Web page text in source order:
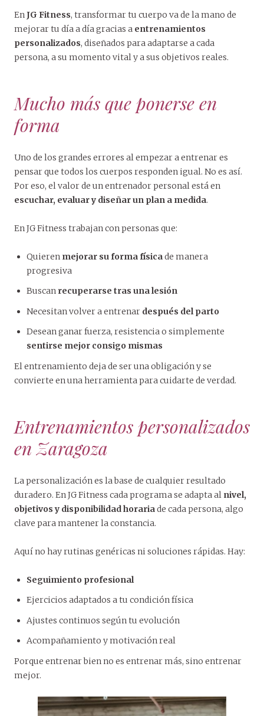
EnJG Fitness, transformar tu cuerpo va de la mano de
mejorar tu día a día gracias a entrenamientos
personalizados, diseñados para adaptarse a cada
persona, a su momento vital y a sus objetivos reales.
Mucho más que ponerse en
forma
Uno de los grandes errores al empezar a entrenar es
pensar que todos los cuerpos responden igual. No es así.
Por eso, el valor de un entrenador personal está en
escuchar, evaluar y diseñar un plan a medida.
En JG Fitness trabajan con personas que:
Quieren mejorar su forma físicade manera
progresiva
Buscan recuperarse tras una lesión
Necesitan volver a entrenar después del parto
Desean ganar fuerza, resistencia o simplemente
sentirse mejor consigo mismas
El entrenamiento deja de ser una obligación y se
convierte en una herramienta para cuidarte de verdad.
Entrenamientos personalizados
en Zaragoza
La personalización es la base de cualquier resultado
duradero. En JG Fitness cada programa se adapta al nivel,
objetivos y disponibilidad horariade cada persona, algo
clave para mantener la constancia.
Aquí no hay rutinas genéricas ni soluciones rápidas. Hay:
Seguimiento profesional
Ejercicios adaptados a tu condición física
Ajustes continuos según tu evolución
Acompañamiento y motivación real
Porque entrenar bien no es entrenar más, sino entrenar
mejor.